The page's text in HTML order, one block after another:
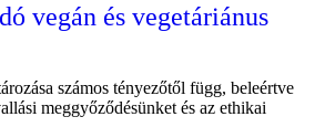
vegán és vegetáriánus
számos tényezőtől függ, beleértve
meggyőződésünket és az ethikai